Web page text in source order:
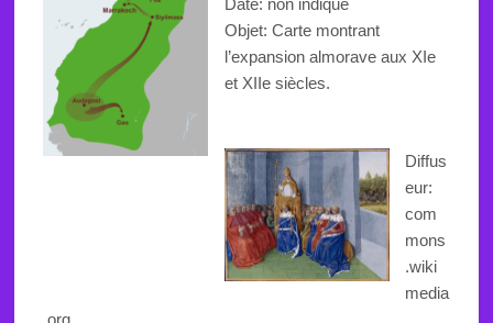
Date: non indiqué
Objet: Carte montrant
l’expansionalmorave aux XIe
et XIIe siècles.
Diffus
eur:
com
mons
.wiki
media
.org